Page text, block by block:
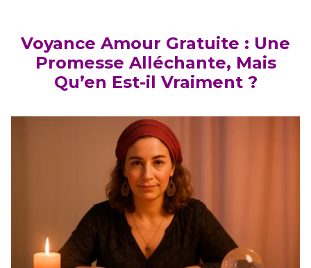
Voyance Amour Gratuite : Une
Promesse Alléchante, Mais
Qu’en Est-il Vraiment ?